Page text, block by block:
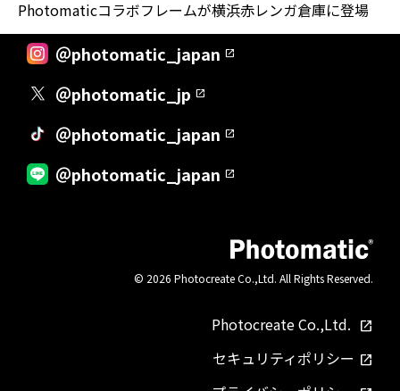
Photomaticコラボフレームが横浜赤レンガ倉庫に登場
＠photomatic_japan
＠photomatic_jp
＠photomatic_japan
＠photomatic_japan
© 2026 Photocreate Co.,Ltd. All Rights Reserved.
セキュリティポリシー
Photocreate Co.,Ltd.